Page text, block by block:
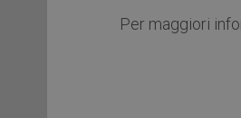
Per maggiori